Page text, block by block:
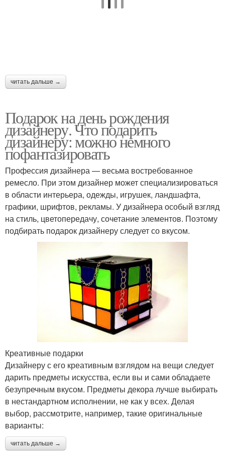
читать дальше →
Подарок на день рождения
дизайнеру. Что подарить
дизайнеру: можно немного
пофантазировать
Профессия дизайнера — весьма востребованное
ремесло. При этом дизайнер может специализироваться
в области интерьера, одежды, игрушек, ландшафта,
графики, шрифтов, рекламы. У дизайнера особый взгляд
на стиль, цветопередачу, сочетание элементов. Поэтому
подбирать подарок дизайнеру следует со вкусом.
Креативные подарки
Дизайнеру с его креативным взглядом на вещи следует
дарить предметы искусства, если вы и сами обладаете
безупречным вкусом. Предметы декора лучше выбирать
в нестандартном исполнении, не как у всех. Делая
выбор, рассмотрите, например, такие оригинальные
варианты:
читать дальше →